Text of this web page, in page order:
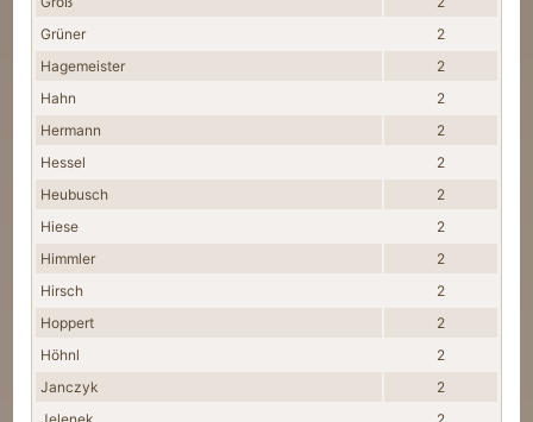
Grüner
2
Hagemeister
2
Hahn
2
Hermann
2
Hessel
2
Heubusch
2
Hiese
2
Himmler
2
Hirsch
2
Hoppert
2
Höhnl
2
Janczyk
2